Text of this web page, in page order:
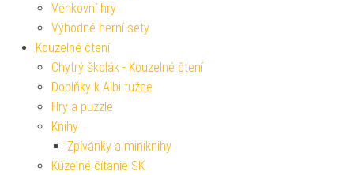
Venkovní hry
Výhodné herní sety
Kouzelné čtení
Chytrý školák - Kouzelné čtení
Doplňky k Albi tužce
Hry a puzzle
Knihy
Zpívánky a miniknihy
Kúzelné čítanie SK